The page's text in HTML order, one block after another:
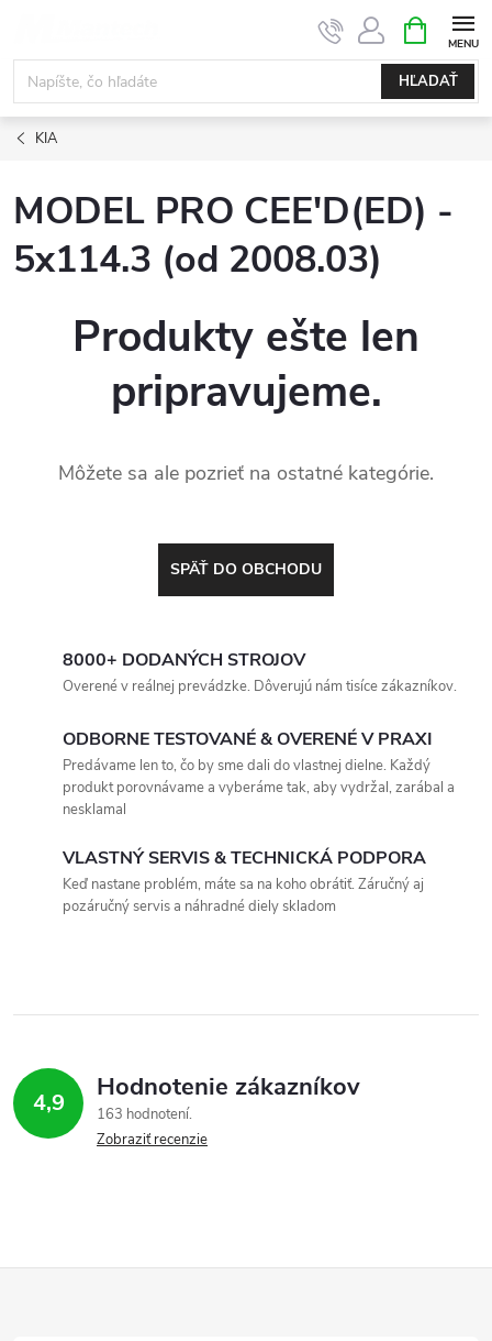
obsah
HĽADAŤ
KOŠÍK
KIA
MODEL PRO CEE'D(ED) -
5x114.3 (od 2008.03)
Produkty ešte len
pripravujeme.
Môžete sa ale pozrieť na ostatné kategórie.
SPÄŤ DO OBCHODU
8000+ DODANÝCH STROJOV
Overené v reálnej prevádzke. Dôverujú nám tisíce zákazníkov.
ODBORNE TESTOVANÉ & OVERENÉ V PRAXI
Predávame len to, čo by sme dali do vlastnej dielne. Každý
produkt porovnávame a vyberáme tak, aby vydržal, zarábal a
nesklamal
VLASTNÝ SERVIS & TECHNICKÁ PODPORA
Keď nastane problém, máte sa na koho obrátiť. Záručný aj
pozáručný servis a náhradné diely skladom
4,9 Hodnotenie zákazníkov
163 hodnotení
Zobraziť recenzie